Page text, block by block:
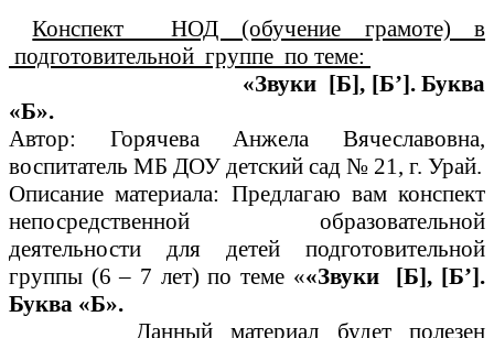
Конспект НОД (обучение грамоте) в
подготовительной группе по теме:
«Звуки [Б], [Б’]. Буква
«Б».
Автор: Горячева Анжела Вячеславовна,
воспитатель МБ ДОУ детский сад № 21, г. Урай.
Описание материала: Предлагаю вам конспект
непосредственной образовательной
деятельности для детей подготовительной
группы (6 – 7 лет) по теме ««Звуки [Б], [Б’].
Буква «Б».
Данный материал будет полезен